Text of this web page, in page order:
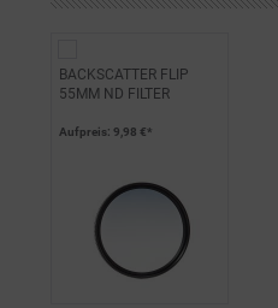
BACKSCATTER FLIP
55MM ND FILTER
Aufpreis: 9,98 €*